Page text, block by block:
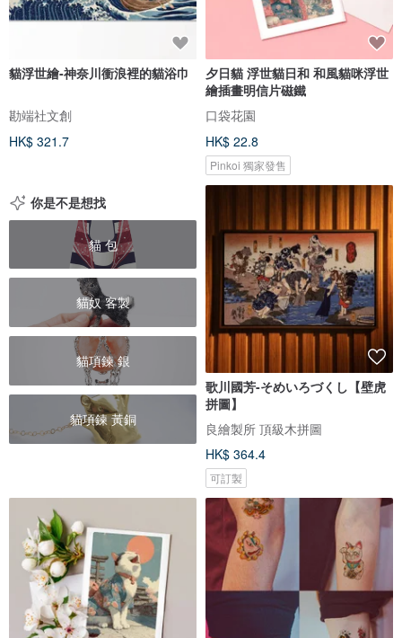
貓浮世繪-神奈川衝浪裡的貓浴巾
勘端社文創
HK$ 321.7
夕日貓 浮世貓日和 和風貓咪浮世
繪插畫明信片磁鐵
口袋花園
HK$ 22.8
Pinkoi 獨家發售
你是不是想找
貓 包
貓奴 客製
貓項鍊 銀
貓項鍊 黃銅
歌川國芳-そめいろづくし【壁虎
拼圖】
良繪製所 頂級木拼圖
HK$ 364.4
可訂製